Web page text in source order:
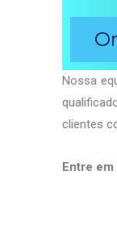
Nossa
clientes
Entre